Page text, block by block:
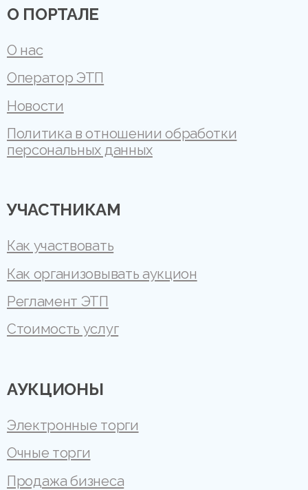
О ПОРТАЛЕ
О нас
Оператор ЭТП
Новости
Политика в отношении обработки
персональных данных
УЧАСТНИКАМ
Как участвовать
Как организовывать аукцион
Регламент ЭТП
Стоимость услуг
АУКЦИОНЫ
Электронные торги
Очные торги
Продажа бизнеса